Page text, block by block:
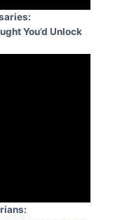
You’d Unlock